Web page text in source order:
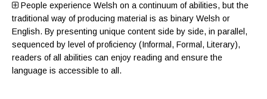
People experience Welsh on a continuum of abilities, but the
traditional way of producing material is as binary Welsh or
English. By presenting unique content side by side, in parallel,
sequenced by level of proficiency (Informal , Formal , Literary),
readers of all abilities can enjoy reading and ensure the
language is accessible to all.